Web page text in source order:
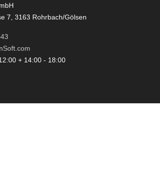
7, 3163 Rohrbach/Gölsen
+ 14:00 - 18:00